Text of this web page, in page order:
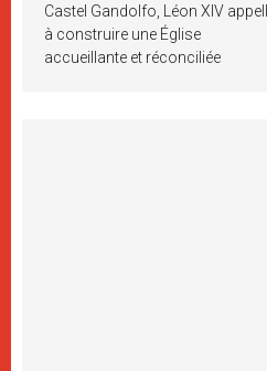
Castel Gandolfo, Léon XIV
à construire une Église
accueillante et réconciliée